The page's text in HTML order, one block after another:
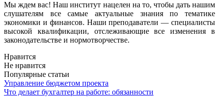
Мы ждем вас! Наш институт нацелен на то, чтобы дать нашим
слушателям все самые актуальные знания по тематике
экономики и финансов. Наши преподаватели — специалисты
высокой квалификации, отслеживающие все изменения в
законодательстве и нормотворчестве.
Нравится
Не нравится
Популярные статьи
Управление бюджетом проекта
Что делает бухгалтер на работе: обязанности